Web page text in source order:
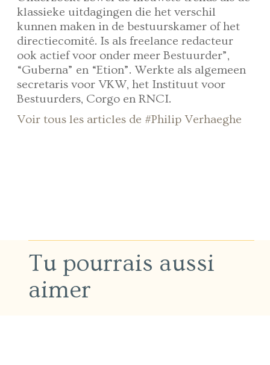
klassieke uitdagingen die het verschil
kunnen maken in de bestuurskamer of het
directiecomité. Is als freelance redacteur
ook actief voor onder meer Bestuurder”,
“Guberna” en “Etion”. Werkte als algemeen
secretaris voor VKW, het Instituut voor
Bestuurders, Corgo en RNCI.
Voir tous les articles de #Philip Verhaeghe
Tu pourrais aussi
aimer